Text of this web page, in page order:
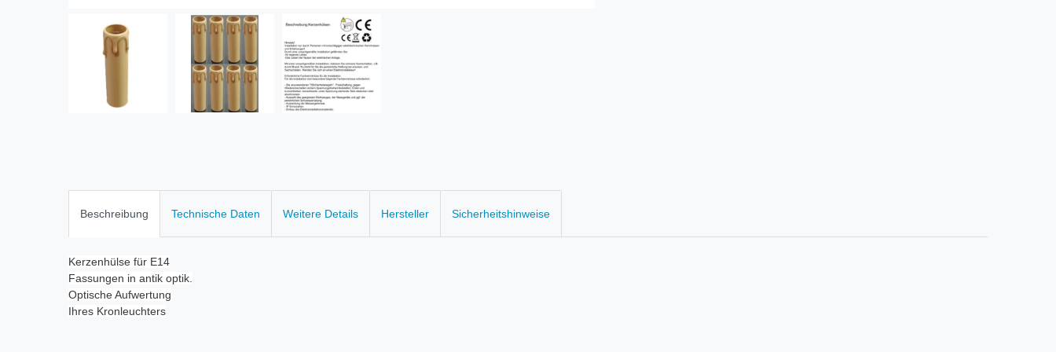
Beschreibung Technische Daten Weitere Details Hersteller Sicherheitshinweise
Kerzenhülse für E14
Fassungen in antik optik.
Optische Aufwertung
Ihres Kronleuchters